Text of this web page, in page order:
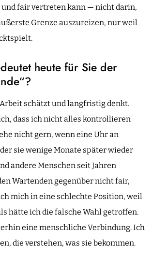
fair vertreten kann — nicht darin,
Grenze auszureizen, nur weil
heute für Sie der
Arbeit schätzt und langfristig denkt.
dass ich nicht alles kontrollieren
nicht gern, wenn eine Uhr an
sie wenige Monate später wieder
andere Menschen seit Jahren
Wartenden gegenüber nicht fair,
mich in eine schlechte Position, weil
hätte ich die falsche Wahl getroffen.
eine menschliche Verbindung. Ich
die verstehen, was sie bekommen.